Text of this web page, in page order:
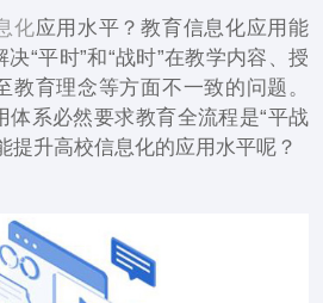
化应用水平？教育信息化应用能
“平时”和“战时”在教学内容、授
教育理念等方面不一致的问题。
体系必然要求教育全流程是“平战
提升高校信息化的应用水平呢？